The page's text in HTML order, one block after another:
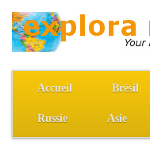
Accueil Brésil
Russie Asie